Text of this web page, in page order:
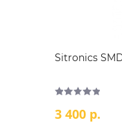
Sitronics
3 400 р.